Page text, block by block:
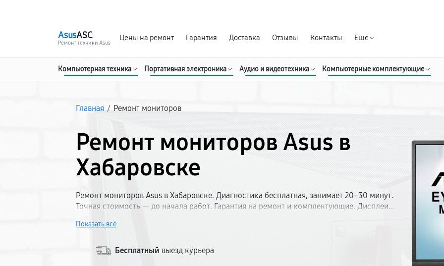
AsusASC
Ремонт техники Asus
Цены на ремонт Гарантия Доставка Отзывы Контакты Ещё
Компьютерная техника Портативная электроника Аудио и видеотехника Компьютерные комплектующие
Главная / Ремонт мониторов
Ремонт мониторов Asus в
Хабаровске
Ремонт мониторов Asus в Хабаровске. Диагностика бесплатная, занимает 20–30 минут.
Точная стоимость — до начала работ. Гарантия на ремонт и комплектующие. Дисплеи
дня.
Показать всё
Бесплатный выезд курьера